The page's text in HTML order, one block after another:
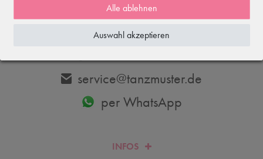
INFOS
DU HAST FRAGEN? WIR HELFEN DIR GERNE WEITER.
service@tanzmuster.de
per WhatsApp
Alle ablehnen
Auswahl akzeptieren